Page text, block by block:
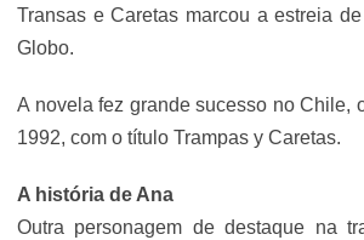
Transas e Caretas marcou a estreia
Globo.
A novela fez grande sucesso no Chile,
1992, com o título Trampas y Caretas.
A história de Ana
Outra personagem de destaque na